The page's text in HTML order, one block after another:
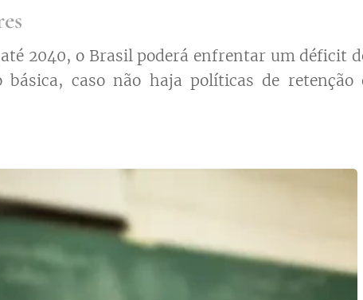
2040, o Brasil poderá enfrentar um déficit
básica, caso não haja políticas de retenção